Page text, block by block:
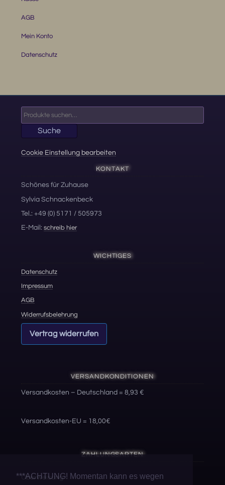
AGB
Mein Konto
Datenschutz
nach:
Suche
Cookie Einstellung bearbeiten
KONTAKT
Schönes für Zuhause
Sylvia Schnackenbeck
Tel.: +49 (0) 5171 / 505973
E-Mail:schreib hier
WICHTIGES
Datenschutz
Impressum
AGB
Widerrufsbelehrung
Vertrag widerrufen
VERSANDKONDITIONEN
Versandkosten – Deutschland = 8,93 €
Versandkosten-EU = 18,00€
ZAHLUNGSARTEN
Überweisung
***ACHTUNG! Momentan kann es wegen